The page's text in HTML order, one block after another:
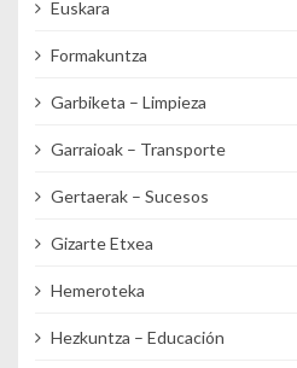
Euskara
Formakuntza
Garbiketa – Limpieza
Garraioak – Transporte
Gertaerak – Sucesos
Gizarte Etxea
Hemeroteka
Hezkuntza – Educación